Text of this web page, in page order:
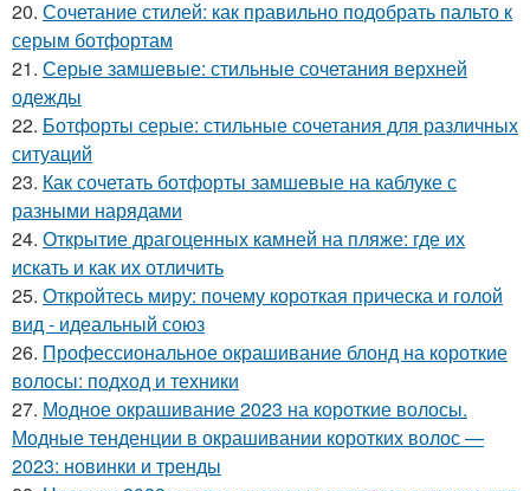
20. Сочетание стилей: как правильно подобрать пальто к
серым ботфортам
21. Серые замшевые: стильные сочетания верхней
одежды
22. Ботфорты серые: стильные сочетания для различных
ситуаций
23. Как сочетать ботфорты замшевые на каблуке с
разными нарядами
24. Открытие драгоценных камней на пляже: где их
искать и как их отличить
25. Откройтесь миру: почему короткая прическа и голой
вид - идеальный союз
26. Профессиональное окрашивание блонд на короткие
волосы: подход и техники
27. Модное окрашивание 2023 на короткие волосы.
Модные тенденции в окрашивании коротких волос —
2023: новинки и тренды